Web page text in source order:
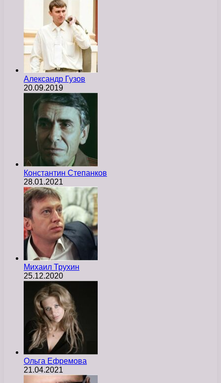
Александр Гузов
20.09.2019
Константин Степанков
28.01.2021
Михаил Трухин
25.12.2020
Ольга Ефремова
21.04.2021